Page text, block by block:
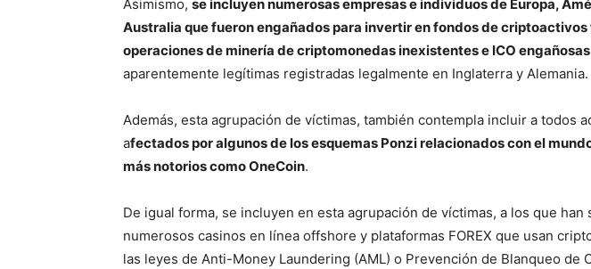
Asimismo, se incluyen numerosas empresas e individuos de Europa,
Australia que fueron engañados para invertir en fondos de
operaciones de minería de criptomonedas inexistentes e ICO engañosas
aparentemente legítimas registradas legalmente en Inglaterra y Alemania.
Además, esta agrupación de víctimas, también contempla incluir a todos
afectados por algunos de los esquemas Ponzi relacionados con el
más notorios como OneCoin.
De igual forma, se incluyen en esta agrupación de víctimas, a los que han
numerosos casinos en línea offshore y plataformas FOREX que usan
las leyes de Anti-Money Laundering (AML) o Prevención de Blanqueo de